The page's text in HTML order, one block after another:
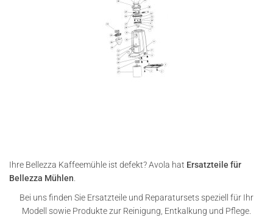
Ihre Bellezza Kaffeemühle ist defekt? Avola hat Ersatzteile für
Bellezza Mühlen
Bei uns finden Sie Ersatzteile und Reparatursets speziell für Ihr
Modell sowie Produkte zur Reinigung, Entkalkung und Pflege.